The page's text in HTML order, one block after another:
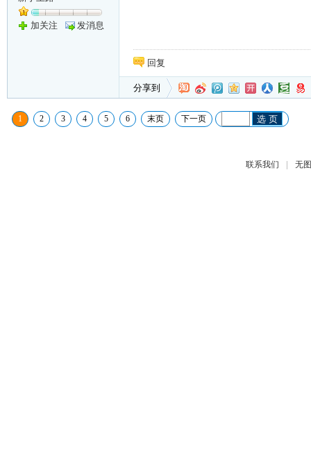
加关注 发消息
回复
分享到
1 2 3 4 5 6 末页 下一页 选 页
联系我们 | 无